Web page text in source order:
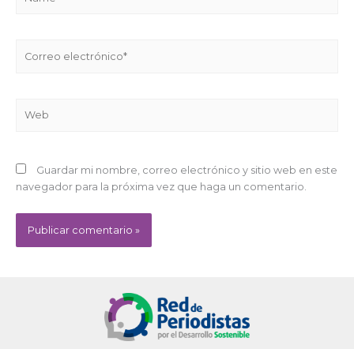
electrónico*
Guardar mi nombre, correo electrónico y sitio web en este
navegador para la próxima vez que haga un comentario.